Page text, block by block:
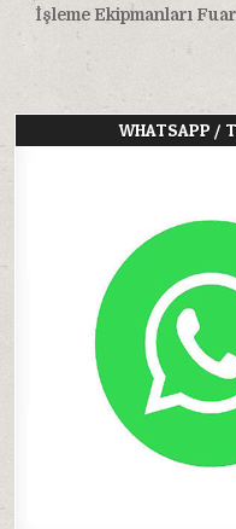
İşleme Ekipmanları
WHATSAPP /